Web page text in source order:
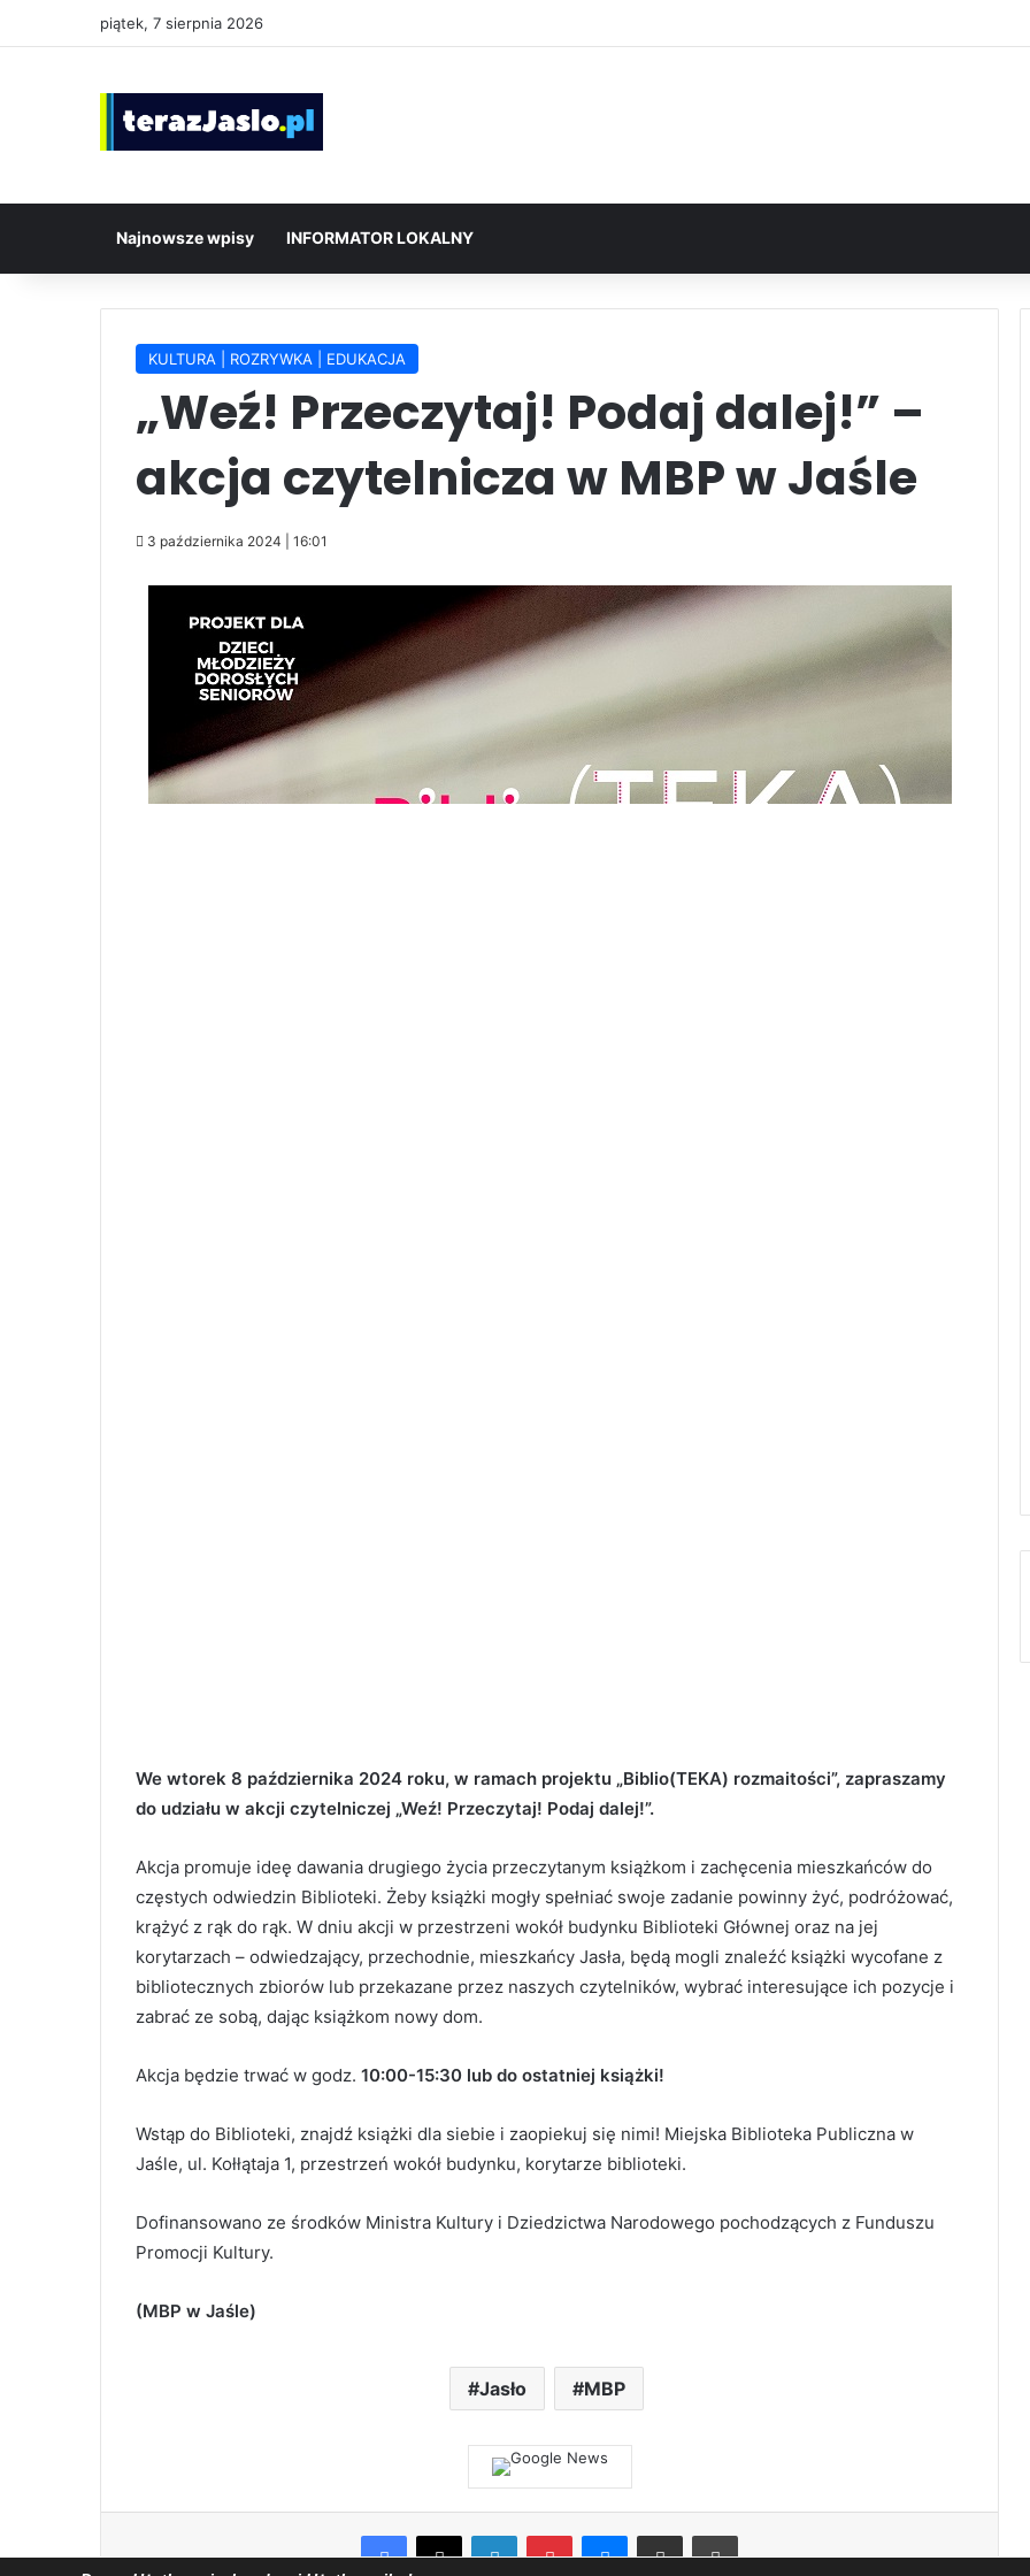
piątek, 7 sierpnia 2026
Najnowsze wpisy INFORMATOR LOKALNY
KULTURA | ROZRYWKA | EDUKACJA
„Weź! Przeczytaj! Podaj dalej!” –
akcja czytelnicza w MBP w Jaśle
3 października 2024 | 16:01
We wtorek 8 października 2024 roku, w ramach projektu „Biblio(TEKA) rozmaitości”, zapraszamy
do udziału w akcji czytelniczej „Weź! Przeczytaj! Podaj dalej!”.
Akcja promuje ideę dawania drugiego życia przeczytanym książkom i zachęcenia mieszkańców do
częstych odwiedzin Biblioteki. Żeby książki mogły spełniać swoje zadanie powinny żyć, podróżować,
krążyć z rąk do rąk. W dniu akcji w przestrzeni wokół budynku Biblioteki Głównej oraz na jej
korytarzach – odwiedzający, przechodnie, mieszkańcy Jasła, będą mogli znaleźć książki wycofane z
bibliotecznych zbiorów lub przekazane przez naszych czytelników, wybrać interesujące ich pozycje i
zabrać ze sobą, dając książkom nowy dom.
Akcja będzie trwać w godz. 10:00-15:30 lub do ostatniej książki!
Wstąp do Biblioteki, znajdź książki dla siebie i zaopiekuj się nimi! Miejska Biblioteka Publiczna w
Jaśle, ul. Kołłątaja 1, przestrzeń wokół budynku, korytarze biblioteki.
Dofinansowano ze środków Ministra Kultury i Dziedzictwa Narodowego pochodzących z Funduszu
Promocji Kultury.
(MBP w Jaśle)
Jasło MBP
Facebook
X LinkedInPinterestMessenger
Share via Email Print